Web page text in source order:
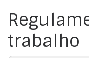
trabalho